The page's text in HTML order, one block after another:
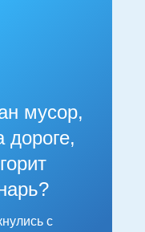
мусор,
дороге,
с